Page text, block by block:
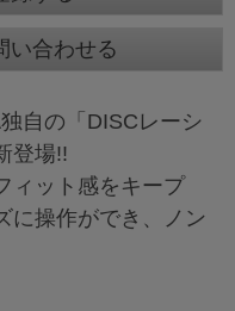
い合わせる
自の「DISCレーシ
登場!!
ィット感をキープ
に操作ができ、ノン